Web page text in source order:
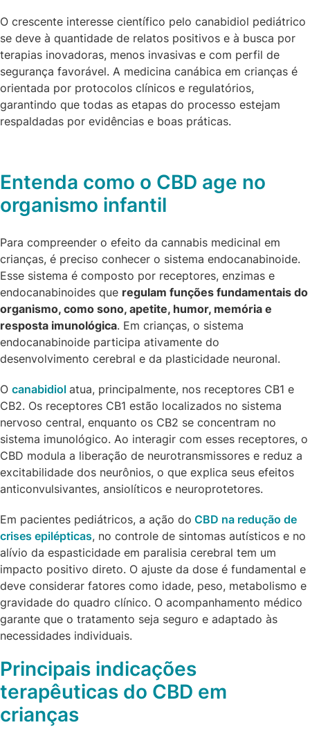
O crescente interesse científico pelo canabidiol pediátrico
se deve à quantidade de relatos positivos e à busca por
terapias inovadoras, menos invasivas e com perfil de
segurança favorável. A medicina canábica em crianças é
orientada por protocolos clínicos e regulatórios,
garantindo que todas as etapas do processo estejam
respaldadas por evidências e boas práticas.
Entenda como o CBD age no
organismo infantil
Para compreender o efeito da cannabis medicinal em
crianças, é preciso conhecer o sistema endocanabinoide.
Esse sistema é composto por receptores, enzimas e
endocanabinoides que regulam funções fundamentais do
organismo, como sono, apetite, humor, memória e
resposta imunológica. Em crianças, o sistema
endocanabinoide participa ativamente do
desenvolvimento cerebral e da plasticidade neuronal.
O canabidiol atua, principalmente, nos receptores CB1 e
CB2. Os receptores CB1 estão localizados no sistema
nervoso central, enquanto os CB2 se concentram no
sistema imunológico. Ao interagir com esses receptores, o
CBD modula a liberação de neurotransmissores e reduz a
excitabilidade dos neurônios, o que explica seus efeitos
anticonvulsivantes, ansiolíticos e neuroprotetores.
Em pacientes pediátricos, a ação do CBD na redução de
crises epilépticas, no controle de sintomas autísticos e no
alívio da espasticidade em paralisia cerebral tem um
impacto positivo direto. O ajuste da dose é fundamental e
deve considerar fatores como idade, peso, metabolismo e
gravidade do quadro clínico. O acompanhamento médico
garante que o tratamento seja seguro e adaptado às
necessidades individuais.
Principais indicações
terapêuticas do CBD em
crianças